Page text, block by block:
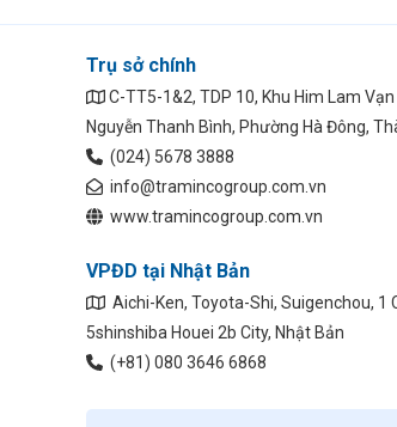
Trụ sở chính
C-TT5-1&2, TDP 10, Khu Him Lam
Nguyễn Thanh Bình, Phường Hà Đông,
(024) 5678 3888
info@tramincogroup.com.vn
www.tramincogroup.com.vn
VPĐD tại Nhật Bản
Aichi-Ken, Toyota-Shi, Suigenchou, 1
5shinshiba Houei 2b City, Nhật Bản
(+81) 080 3646 6868